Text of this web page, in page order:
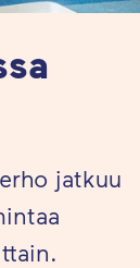
jatkuu